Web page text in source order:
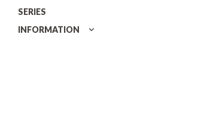
SERIES
INFORMATION